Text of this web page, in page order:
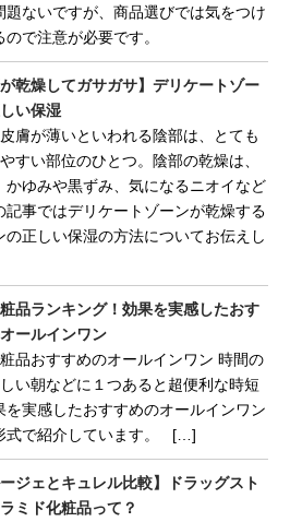
題ないですが、商品選びでは気をつけ
で注意が必要です。
が乾燥してガサガサ】デリケートゾー
い保湿
膚が薄いといわれる陰部は、とても
すい部位のひとつ。陰部の乾燥は、
かゆみや黒ずみ、気になるニオイなど
事ではデリケートゾーンが乾燥する
正しい保湿の方法についてお伝えし
品ランキング！効果を実感したおす
ールインワン
品おすすめのオールインワン 時間の
い朝などに１つあると超便利な時短
実感したおすすめのオールインワン
式で紹介しています。 […]
ージェとキュレル比較】ドラッグスト
ミド化粧品って？